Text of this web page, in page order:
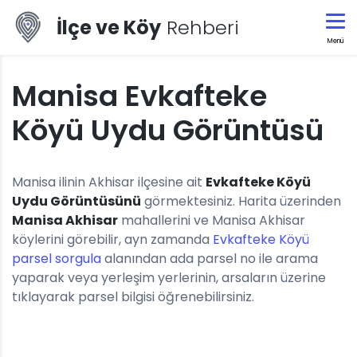
İlçe ve Köy Rehberi
Menü
Manisa Evkafteke
Köyü Uydu Görüntüsü
Manisa ilinin Akhisar ilçesine ait Evkafteke Köyü
Uydu Görüntüsünü görmektesiniz. Harita üzerinden
Manisa Akhisar mahallerini ve Manisa Akhisar
köylerini görebilir, ayn zamanda Evkafteke Köyü
parsel sorgulaalanından ada parsel no ile arama
yaparak veya yerleşim yerlerinin, arsaların üzerine
tıklayarak parsel bilgisi öğrenebilirsiniz.